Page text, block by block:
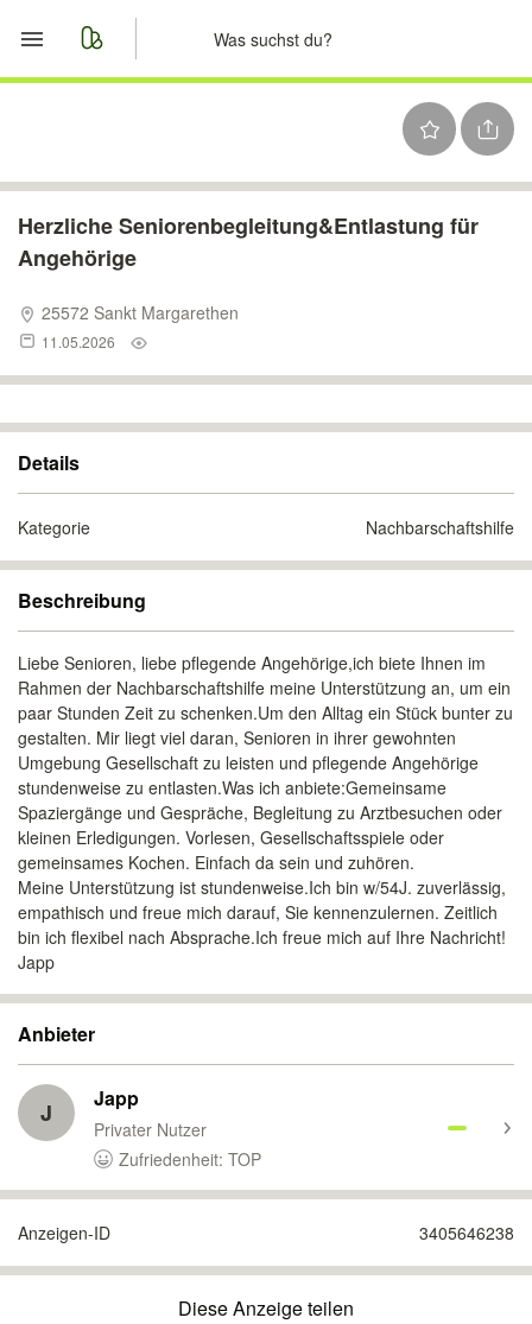
Nachrichten
Anzeige aufgeben
Herzliche Seniorenbegleitung&Entlastung für
Angehörige
25572 Sankt Margarethen
11.05.2026
Details
Kategorie Nachbarschaftshilfe
Beschreibung
Liebe Senioren, liebe pflegende Angehörige,ich biete Ihnen im
Rahmen der Nachbarschaftshilfe meine Unterstützung an, um ein
paar Stunden Zeit zu schenken.Um den Alltag ein Stück bunter zu
gestalten. Mir liegt viel daran, Senioren in ihrer gewohnten
Umgebung Gesellschaft zu leisten und pflegende Angehörige
stundenweise zu entlasten.Was ich anbiete:Gemeinsame
Spaziergänge und Gespräche, Begleitung zu Arztbesuchen oder
kleinen Erledigungen. Vorlesen, Gesellschaftsspiele oder
gemeinsames Kochen. Einfach da sein und zuhören.
Meine Unterstützung ist stundenweise.Ich bin w/54J. zuverlässig,
empathisch und freue mich darauf, Sie kennenzulernen. Zeitlich
bin ich flexibel nach Absprache.Ich freue mich auf Ihre Nachricht!
Japp
Anbieter
J Japp
Privater Nutzer
Zufriedenheit: TOP
Anzeigen-ID 3405646238
Diese Anzeige teilen